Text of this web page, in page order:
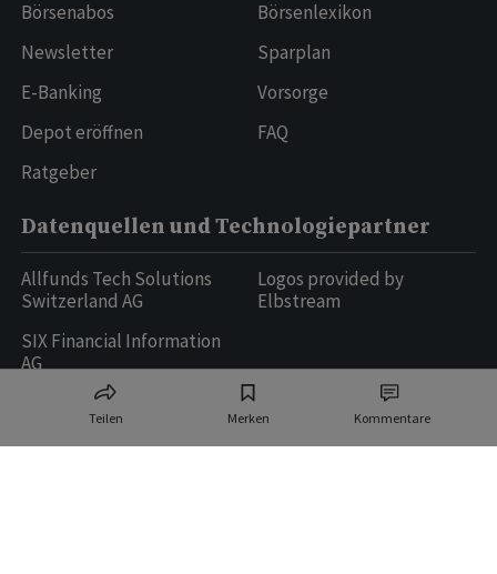
Teilen Merken Kommentare
Börsenabos
Newsletter
E-Banking
Depot eröffnen
Ratgeber
Börsenlexikon
Sparplan
Vorsorge
FAQ
Datenquellen und Technologiepartner
Allfunds Tech Solutions
Switzerland AG
SIX Financial Information
AG
Logos provided by
Elbstream
Ringier AG | Ringier Medien Schweiz